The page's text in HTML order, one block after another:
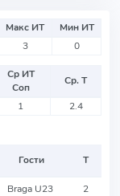
Макс ИТ
Мин ИТ
3 0
Ср ИТ
Соп
Ср. Т
1 2.4
Гости Т
Braga U23 2